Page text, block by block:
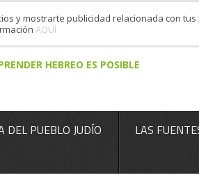
HEBREO ES POSIBLE
DEL PUEBLO JUDÍO LAS
y mostrarte publicidad relacionada con
AQUÍ